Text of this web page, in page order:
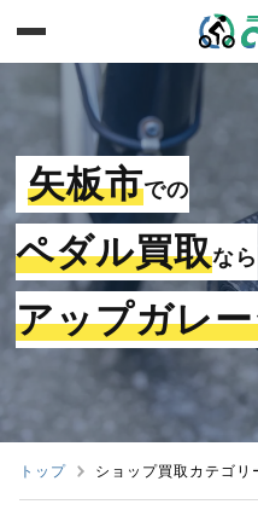
矢板市での
ペダル買取なら
アップガレ
トップ ショップ買取カテゴリ